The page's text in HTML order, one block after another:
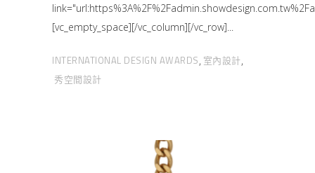
[vc_empty_space][/vc_column][/vc_row]
INTERNATIONAL DESIGN AWARDS, 室內設計,
秀空間設計